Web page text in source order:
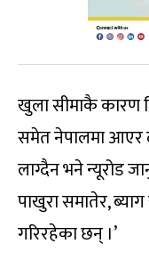
खुला सीमाकै कारण
समेत नेपालमा आएर
लाग्दैन भने न्यूरोड
पाखुरा समातेर,
गरिरहेका छन् ।’